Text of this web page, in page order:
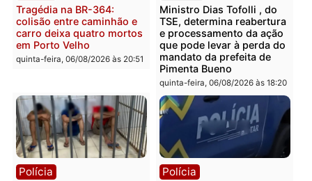
Você também vai querer ler...
Polícia Política